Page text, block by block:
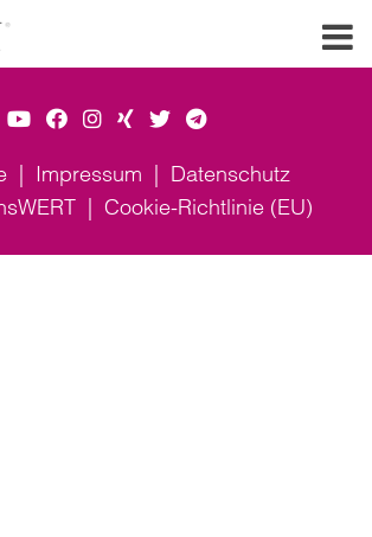
Impressum
Datenschutz
Cookie-Richtlinie (EU)